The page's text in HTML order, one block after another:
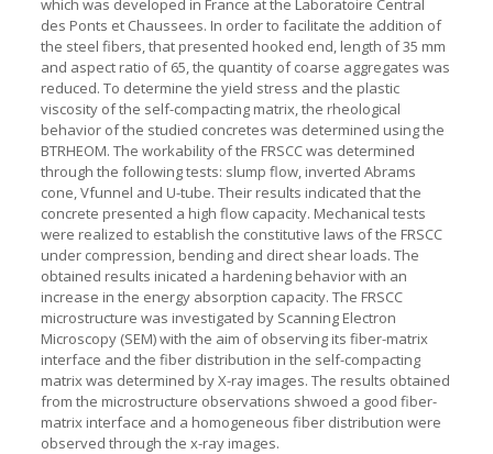
which was developed in France at the Laboratoire Central
des Ponts et Chaussees. In order to facilitate the addition of
the steel fibers, that presented hooked end, length of 35 mm
and aspect ratio of 65, the quantity of coarse aggregates was
reduced. To determine the yield stress and the plastic
viscosity of the self-compacting matrix, the rheological
behavior of the studied concretes was determined using the
BTRHEOM. The workability of the FRSCC was determined
through the following tests: slump flow, inverted Abrams
cone, Vfunnel and U-tube. Their results indicated that the
concrete presented a high flow capacity. Mechanical tests
were realized to establish the constitutive laws of the FRSCC
under compression, bending and direct shear loads. The
obtained results inicated a hardening behavior with an
increase in the energy absorption capacity. The FRSCC
microstructure was investigated by Scanning Electron
Microscopy (SEM) with the aim of observing its fiber-matrix
interface and the fiber distribution in the self-compacting
matrix was determined by X-ray images. The results obtained
from the microstructure observations shwoed a good fiber-
matrix interface and a homogeneous fiber distribution were
observed through the x-ray images.